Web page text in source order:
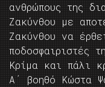
ανθρώπους της
Ζακύνθου με
Ζακύνθου να
ποδοσφαιριστές
Κρίμα και πάλι
Α΄ βοηθό Κώστα